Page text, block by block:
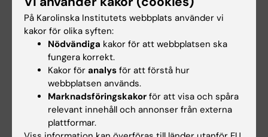
25 jun 2026
Oväntade samband
24 jun 2026
På Karolinska Institutets webbplats använder vi
kakor för olika syften:
Nödvändiga kakor för att webbplatsen ska
fungera korrekt.
Kakor för analys för att förstå hur
webbplatsen används.
Marknadsföringskakor för att visa och spåra
relevant innehåll och annonser från externa
plattformar.